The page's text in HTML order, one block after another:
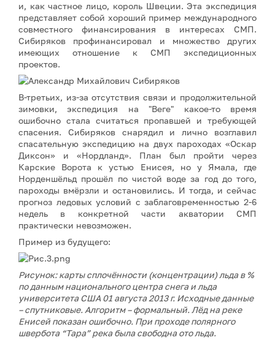
и, как частное лицо, король Швеции. Эта экспедиция
представляет собой хороший пример международного
совместного финансирования в интересах СМП.
Сибиряков профинансировал и множество других
имеющих отношение к СМП экспедиционных
проектов.
В-третьих, из-за отсутствия связи и продолжительной
зимовки, экспедиция на "Веге" какое-то время
ошибочно стала считаться пропавшей и требующей
спасения. Сибиряков снарядил и лично возглавил
спасательную экспедицию на двух пароходах «Оскар
Диксон» и «Нордланд». План был пройти через
Карские Ворота к устью Енисея, но у Ямала, где
Норденшёльд прошёл по чистой воде за год до того,
пароходы вмёрзли и остановились. И тогда, и сейчас
прогноз ледовых условий с заблаговременностью 2-6
недель в конкретной части акватории СМП
практически невозможен.
Пример из будущего:
Рисунок: карты сплочённости (концентрации) льда в %
по данным национального центра снега и льда
университета США 01 августа 2013 г. Исходные данные
– спутниковые. Алгоритм – формальный. Лёд на реке
Енисей показан ошибочно. При проходе полярного
швербота “Тара” река была свободна ото льда.